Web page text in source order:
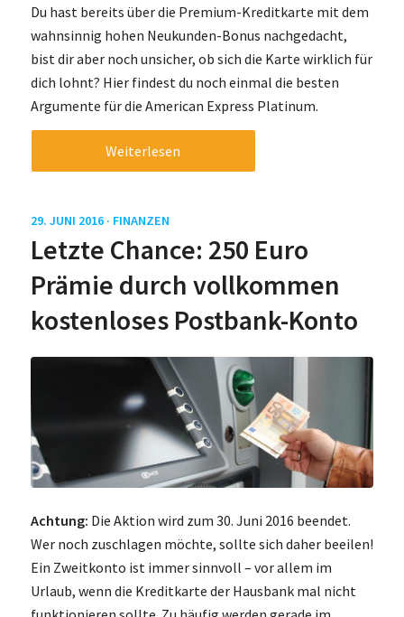
Du hast bereits über die Premium-Kreditkarte mit dem
wahnsinnig hohen Neukunden-Bonus nachgedacht,
bist dir aber noch unsicher, ob sich die Karte wirklich für
dich lohnt? Hier findest du noch einmal die besten
Argumente für die American Express Platinum.
Weiterlesen
29. JUNI 2016 · FINANZEN
Letzte Chance: 250 Euro
Prämie durch vollkommen
kostenloses Postbank-Konto
Achtung: Die Aktion wird zum 30. Juni 2016 beendet.
Wer noch zuschlagen möchte, sollte sich daher beeilen!
Ein Zweitkonto ist immer sinnvoll – vor allem im
Urlaub, wenn die Kreditkarte der Hausbank mal nicht